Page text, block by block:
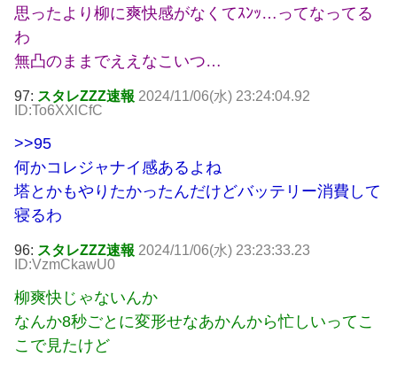
思ったより柳に爽快感がなくてｽﾝｯ…ってなってる
わ
無凸のままでええなこいつ…
97: スタレZZZ速報 2024/11/06(水) 23:24:04.92
ID:To6XXlCfC
>>95
何かコレジャナイ感あるよね
塔とかもやりたかったんだけどバッテリー消費して
寝るわ
96: スタレZZZ速報 2024/11/06(水) 23:23:33.23
ID:VzmCkawU0
柳爽快じゃないんか
なんか8秒ごとに変形せなあかんから忙しいってこ
こで見たけど